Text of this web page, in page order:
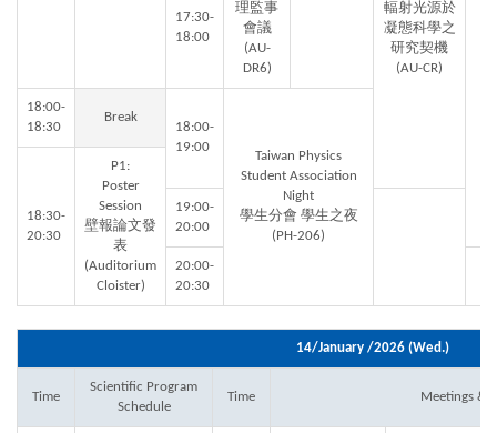
輻射光源於
凝態科學之
研究契機
(AU-CR)
理監事
會議
(AU-
DR6)
17:30-
18:00
18:00-
18:30
Break
18:00-
19:00
Taiwan Physics
Student Association
Night
學生分會 學生之夜
(PH-206)
18:30-
20:30
P1:
Poster
Session
壁報論文發
表
(Auditorium
Cloister)
19:00-
20:00
20:00-
20:30
14/January /2026 (Wed.)
Time
Scientific Program
Schedule
Time Meetings &